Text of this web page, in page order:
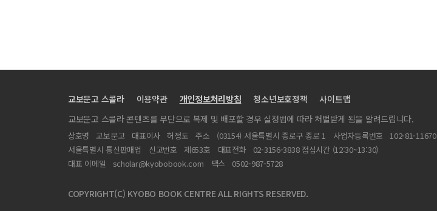
비전도성 에폭시를 사용한 RF-MEMS 소자의 웨이퍼 레벨 밀봉 실장 특성
플립칩용 UBM (Under Bump Metallurgy)연구의 최근동향
Combline 구조의 대역통과 필터가 내장된 기능형 PCB
High frequency measurement and characterization of ACF flip chip interconnects
$Bi_2O_3$ 수식 이미지계 투명유전체의 제조
교보문고 스콜라 이용약관 개인정보처리방침 청소년보호정책
사이트맵
교보문고 스콜라 콘텐츠를 무단으로 복제 및 배포할 경우 실정법에 따라 처벌받게 됨을 알려드립니다.
상호명 교보문고 대표이사 허정도 주소 (03154) 서울특별시 종로구 종로 1 사업자등록번호
102-81-11670
서울특별시 통신판매업
신고번호 제653호 대표전화
02-3156-3838 점심시간 (12:30~13:30)
대표 이메일
scholar@kyobobook.com 팩스 0502-987-5728
COPYRIGHT(C) KYOBO BOOK CENTRE ALL RIGHTS RESERVED.